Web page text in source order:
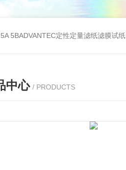
5A 5BADVANTEC定性定量滤纸滤膜试纸
中心 / PRODUCTS